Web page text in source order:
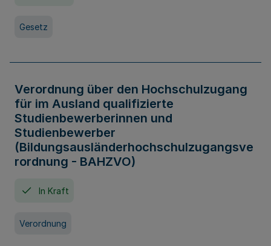
Gesetz
Verordnung über den Hochschulzugang
für im Ausland qualifizierte
Studienbewerberinnen und
Studienbewerber
(Bildungsausländerhochschulzugangsve
rordnung - BAHZVO)
In Kraft
Verordnung